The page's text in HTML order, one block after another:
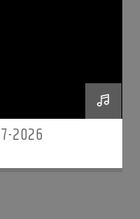
2026